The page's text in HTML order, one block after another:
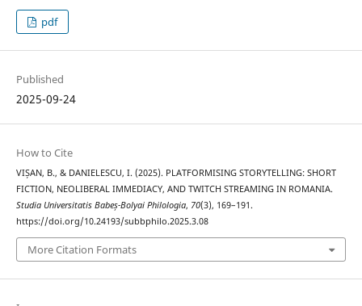
pdf
Published
2025-09-24
How to Cite
VIȘAN, B., & DANIELESCU, I. (2025). PLATFORMISING STORYTELLING: SHORT
FICTION, NEOLIBERAL IMMEDIACY, AND TWITCH STREAMING IN ROMANIA.
Studia Universitatis Babeș-Bolyai Philologia, 70(3), 169–191.
https://doi.org/10.24193/subbphilo.2025.3.08
More Citation Formats